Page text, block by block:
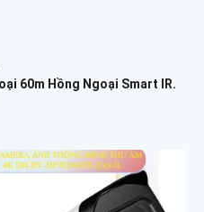
60m Hồng Ngoại Smart IR.